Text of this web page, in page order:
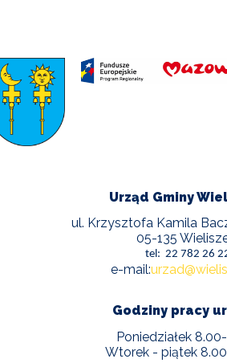
Urząd Gminy
ul. Krzysztofa Kamila
05-135
tel: 22 782 26
e-mail:
Godziny pracy
Poniedziałek
Wtorek - piątek